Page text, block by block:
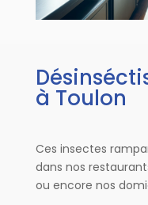
à Toulon
Ces insectes
dans nos
ou encore nos